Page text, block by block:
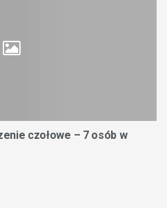
czołowe – 7 osób w